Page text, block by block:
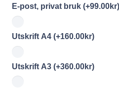
E-post, privat bruk (+99.00kr)
Utskrift A4 (+160.00kr)
Utskrift A3 (+360.00kr)